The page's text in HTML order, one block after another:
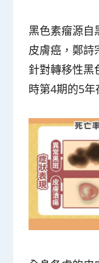
黑色素瘤源自
皮膚癌，鄭詩
針對轉移性黑
時第4期的5年